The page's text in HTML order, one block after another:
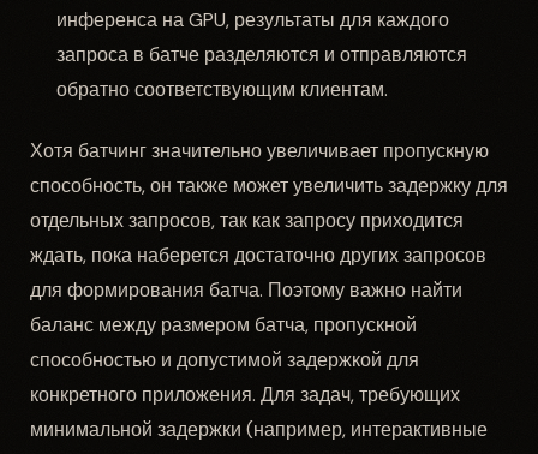
инференса на GPU, результаты для каждого
запроса в батче разделяются и отправляются
обратно соответствующим клиентам.
Хотя батчинг значительно увеличивает пропускную
способность, он также может увеличить задержку для
отдельных запросов, так как запросу приходится
ждать, пока наберется достаточно других запросов
для формирования батча. Поэтому важно найти
баланс между размером батча, пропускной
способностью и допустимой задержкой для
конкретного приложения. Для задач, требующих
минимальной задержки (например, интерактивные